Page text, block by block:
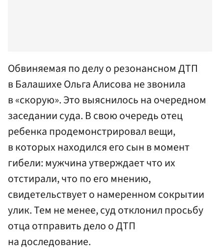
Обвиняемая по делу о резонансном ДТП
в Балашихе Ольга Алисова не звонила
в «скорую». Это выяснилось на очередном
заседании суда. В свою очередь отец
ребенка продемонстрировал вещи,
в которых находился его сын в момент
гибели: мужчина утверждает что их
отстирали, что по его мнению,
свидетельствует о намеренном сокрытии
улик. Тем не менее, суд отклонил просьбу
отца отправить дело о ДТП
на доследование.